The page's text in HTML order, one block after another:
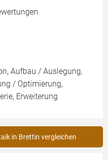
Aufbau / Auslegung,
/ Optimierung,
Erweiterung
in Brettin vergleichen